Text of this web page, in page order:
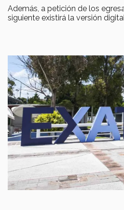
Además, a petición de los
siguiente existirá la versión